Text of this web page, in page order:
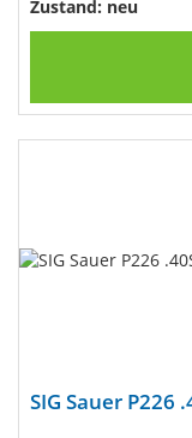
Zustand: neu
SIG Sauer P226